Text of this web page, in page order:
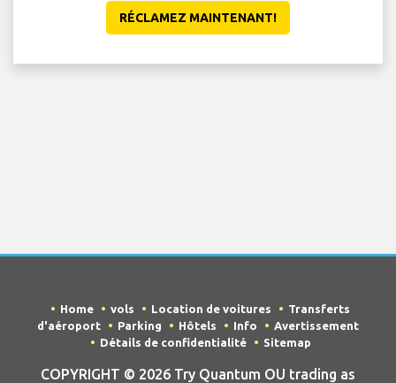
RÉCLAMEZ MAINTENANT!
Home vols Location de voitures
Transferts
d'aéroport
Parking Hôtels Info
Avertissement
Détails de confidentialité
Sitemap
COPYRIGHT © 2026 Try Quantum OU trading as